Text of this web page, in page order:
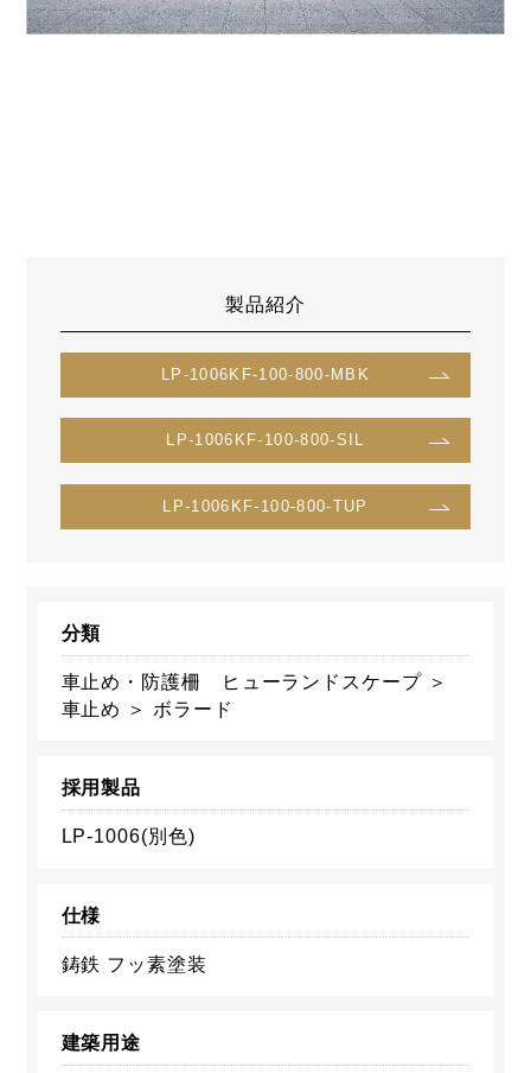
製品紹介
LP-1006KF-100-800-MBK
LP-1006KF-100-800-SIL
LP-1006KF-100-800-TUP
分類
車止め・防護柵 ヒューランドスケープ ＞
車止め ＞ ボラード
採用製品
LP-1006(別色)
仕様
鋳鉄 フッ素塗装
建築用途